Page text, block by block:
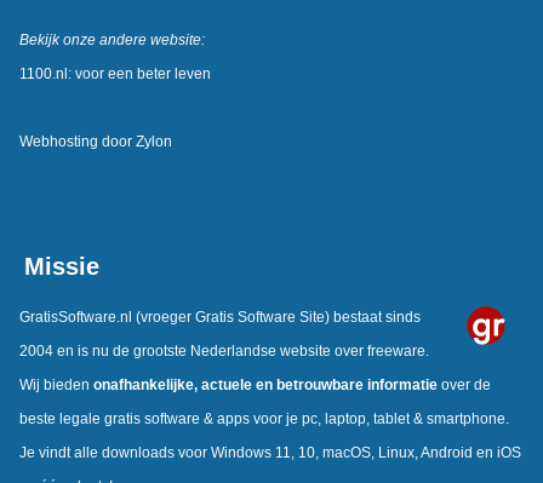
Bekijk onze andere website:
1100.nl: voor een beter leven
Webhosting door Zylon
Missie
GratisSoftware.nl (vroeger Gratis Software Site) bestaat sinds
2004 en is nu de grootste Nederlandse website over freeware.
Wij bieden onafhankelijke, actuele en betrouwbare informatieover de
beste legale gratis software & apps voor je pc, laptop, tablet & smartphone.
Je vindt alle downloads voor Windows 11, 10, macOS, Linux, Android en iOS